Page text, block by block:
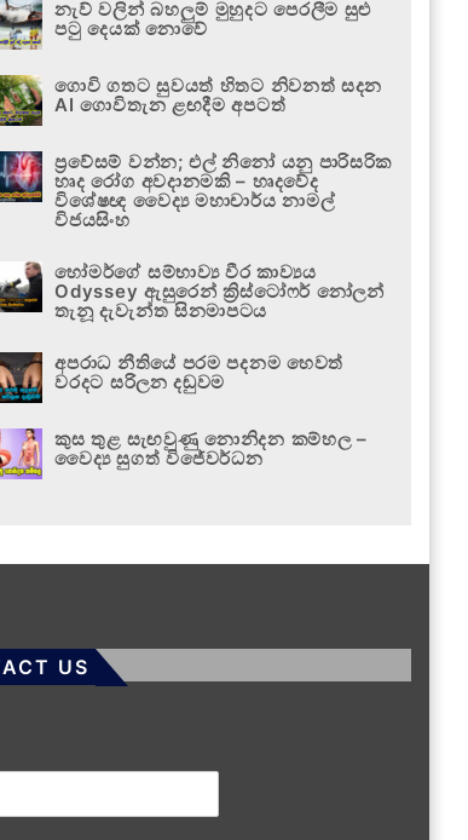
නැව් වලින් බහලුම් මුහුදට පෙරලීම සුළු
පටු දෙයක් නොවේ
ගොවි ගතට සුවයත් හිතට නිවනත් සදන
AI ගොවිතැන ළඟදීම අපටත්
ප්‍රවේසම් වන්න; එල් නිනෝ යනු පාරිසරික
හෘද රෝග අවදානමකි – හෘදවේද
විශේෂඥ වෛද්‍ය මහාචාර්ය නාමල්
විජයසිංහ
හෝමර්ගේ සම්භාව්‍ය වීර කාව්‍යය
Odyssey ඇසුරෙන් ක්‍රිස්ටෝෆර් නෝලන්
තැනූ දැවැන්ත සිනමාපටය
අපරාධ නීතියේ පරම පදනම හෙවත්
වරදට සරිලන දඬුවම
කුස තුළ සැඟවුණු නොනිදන කම්හල –
වෛද්‍ය සුගත් විජේවර්ධන
US